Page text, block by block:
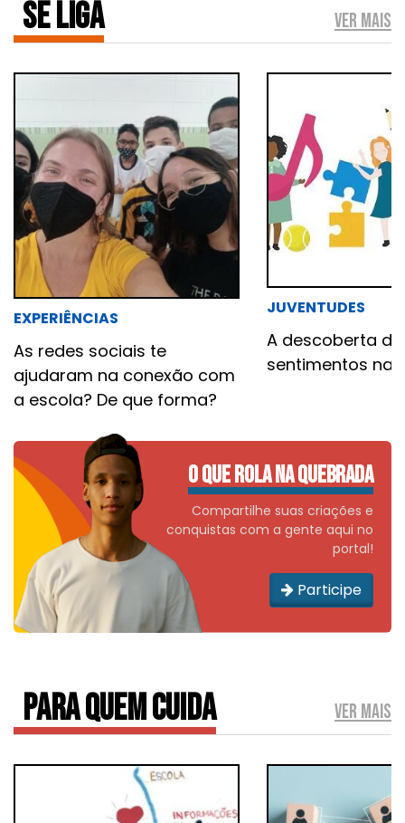
Se liga VER MAIS
EXPERIÊNCIAS
As redes sociais te
ajudaram na conexão com
a escola? De que forma?
JUVENTUDES
A descoberta
sentimentos na
O QUE ROLA NA QUEBRADA
Compartilhe suas criações e
conquistas com a gente aqui no
portal!
Participe
PARA QUEM CUIDA VER MAIS